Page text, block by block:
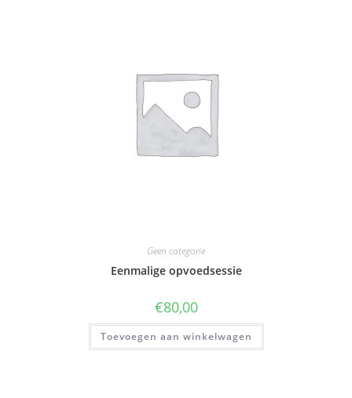
Geen categorie
Eenmalige opvoedsessie
€80,00
Toevoegen aan winkelwagen